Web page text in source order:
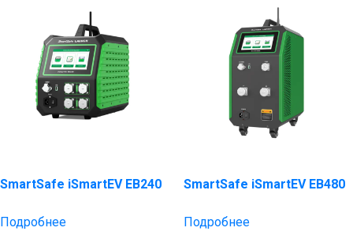
SmartSafe iSmartEV EB240
Подробнее
SmartSafe iSmartEV EB480
Подробнее